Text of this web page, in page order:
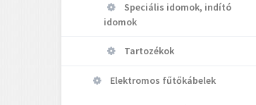
Speciális idomok, indító
idomok
Tartozékok
Elektromos fűtőkábelek